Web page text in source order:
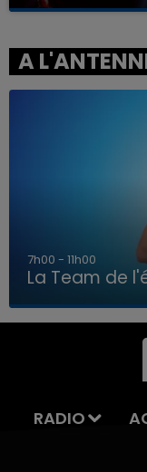
LA TEAM
A
7h00 - 11h00
La Team de
RADIO